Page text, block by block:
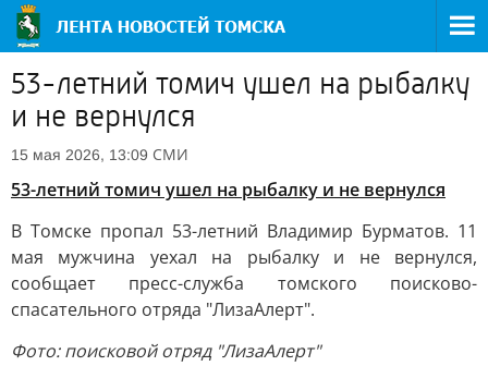
53-летний томич ушел на рыбалку
и не вернулся
15 мая 2026, 13:09 СМИ
53-летний томич ушел на рыбалку и не вернулся
В Томске пропал 53-летний Владимир Бурматов. 11
мая мужчина уехал на рыбалку и не вернулся,
сообщает пресс-служба томского поисково-
спасательного отряда "ЛизаАлерт".
Фото: поисковой отряд "ЛизаАлерт"